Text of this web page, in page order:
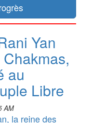
Yan
au
Libre
AM
la reine des